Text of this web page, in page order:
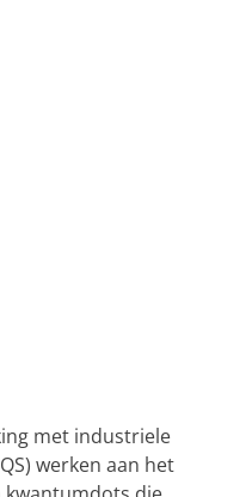
met industriele
werken aan het